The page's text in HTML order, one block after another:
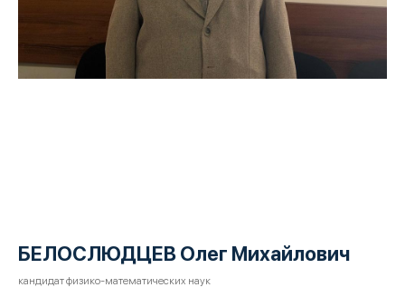
БЕЛОСЛЮДЦЕВ Олег Михайлович
кандидат физико-математических наук